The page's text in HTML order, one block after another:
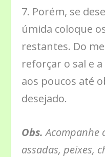
7. Porém, se
úmida coloque
restantes. Do
reforçar o sal e
aos poucos até
desejado.
Obs. Acompanhe
assadas, peixes,